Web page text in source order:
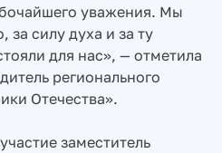
уважения. Мы
за силу духа и за ту
для нас», — отметила
регионального
Отечества».
заместитель